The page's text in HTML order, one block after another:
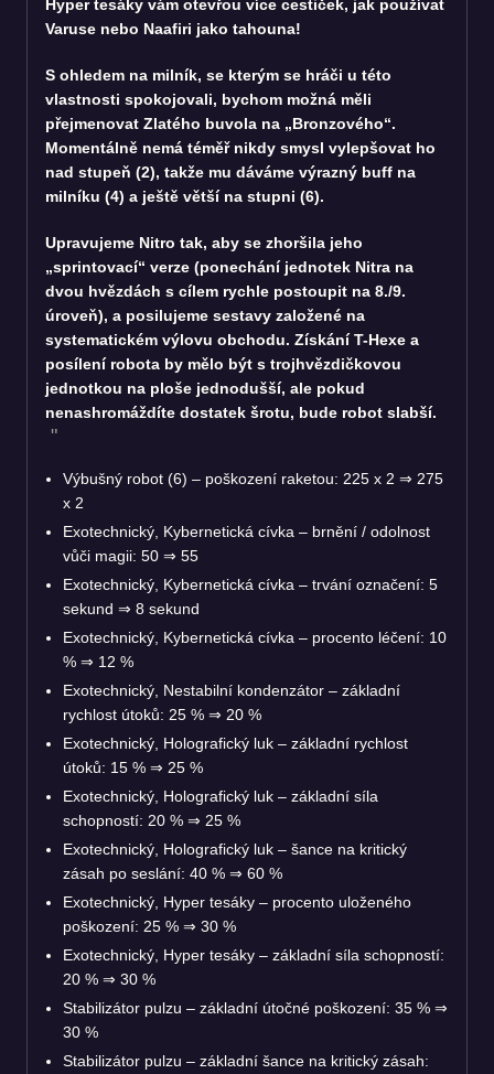
Hyper tesáky vám otevřou více cestiček, jak používat
Varuse nebo Naafiri jako tahouna!
S ohledem na milník, se kterým se hráči u této
vlastnosti spokojovali, bychom možná měli
přejmenovat Zlatého buvola na „Bronzového“.
Momentálně nemá téměř nikdy smysl vylepšovat ho
nad stupeň (2), takže mu dáváme výrazný buff na
milníku (4) a ještě větší na stupni (6).
Upravujeme Nitro tak, aby se zhoršila jeho
„sprintovací“ verze (ponechání jednotek Nitra na
dvou hvězdách s cílem rychle postoupit na 8./9.
úroveň), a posilujeme sestavy založené na
systematickém výlovu obchodu. Získání T-Hexe a
posílení robota by mělo být s trojhvězdičkovou
jednotkou na ploše jednodušší, ale pokud
nenashromáždíte dostatek šrotu, bude robot slabší.
Výbušný robot (6) – poškození raketou: 225 x 2 ⇒ 275
x 2
Exotechnický, Kybernetická cívka – brnění / odolnost
vůči magii: 50 ⇒ 55
Exotechnický, Kybernetická cívka – trvání označení: 5
sekund ⇒ 8 sekund
Exotechnický, Kybernetická cívka – procento léčení: 10
% ⇒ 12 %
Exotechnický, Nestabilní kondenzátor – základní
rychlost útoků: 25 % ⇒ 20 %
Exotechnický, Holografický luk – základní rychlost
útoků: 15 % ⇒ 25 %
Exotechnický, Holografický luk – základní síla
schopností: 20 % ⇒ 25 %
Exotechnický, Holografický luk – šance na kritický
zásah po seslání: 40 % ⇒ 60 %
Exotechnický, Hyper tesáky – procento uloženého
poškození: 25 % ⇒ 30 %
Exotechnický, Hyper tesáky – základní síla schopností:
20 % ⇒ 30 %
Stabilizátor pulzu – základní útočné poškození: 35 % ⇒
30 %
Stabilizátor pulzu – základní šance na kritický zásah: